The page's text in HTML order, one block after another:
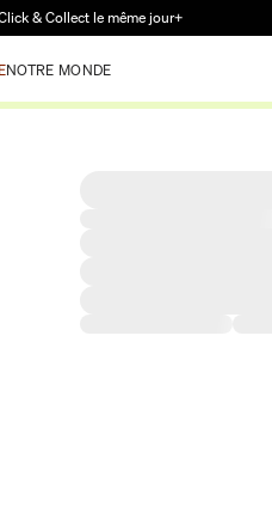
& Collect le même jour+
NOTRE MONDE